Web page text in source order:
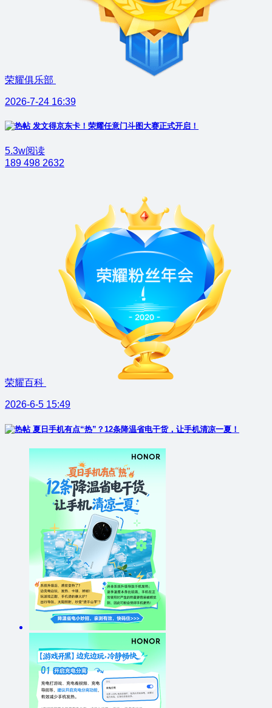
荣耀俱乐部
2026-7-24 16:39
发文得京东卡！荣耀任意门斗图大赛正式开启！
5.3w阅读
189 498 2632
荣耀百科
2026-6-5 15:49
夏日手机有点“热”？12条降温省电干货，让手机清凉一夏！